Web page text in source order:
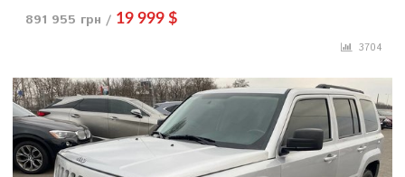
891 955 грн / 19 999 $
3704